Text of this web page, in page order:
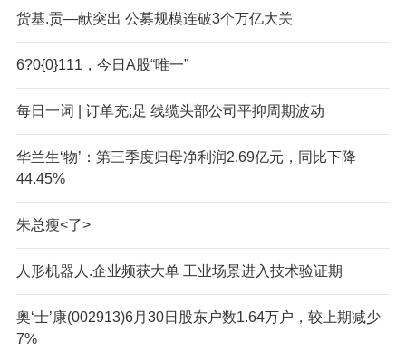
货基.贡—献突出 公募规模连破3个万亿大关
6?0{0}111，今日A股“唯一”
每日一词 | 订单充;足 线缆头部公司平抑周期波动
华兰生‘物’：第三季度归母净利润2.69亿元，同比下降
44.45%
朱总瘦<了>
人形机器人.企业频获大单 工业场景进入技术验证期
奥‘士’康(002913)6月30日股东户数1.64万户，较上期减少
7%